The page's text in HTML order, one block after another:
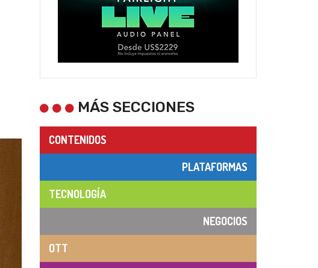
MÁS SECCIONES
CONTENIDOS
PLATAFORMAS
TECNOLOGÍA
NEGOCIOS
OTT